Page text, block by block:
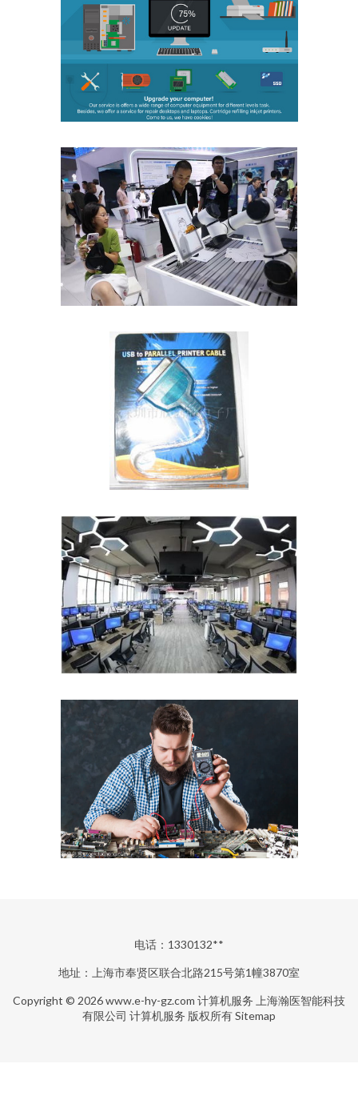
电话：1330132**
地址：上海市奉贤区联合北路215号第1幢3870室
Copyright © 2026www.e-hy-gz.com 计算机服务 上海瀚医智能科技
有限公司 计算机服务 版权所有Sitemap